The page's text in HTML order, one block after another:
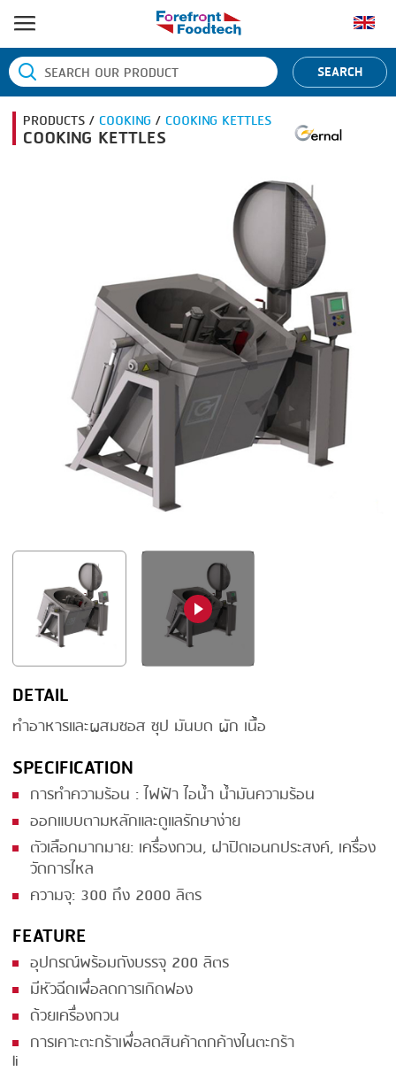
หน้าแรก
ประเภทสินค้า
BANDING
HEAT SEALING
LOADER
MEMBRANING
PACKING
PEELING
SEARING
SKIN PACK
SKINNING
SLICING
SMOKING
STEAMING
TRAY DENESTER
TRAY FORMING
TUMBLING
VACUUM PACKING
VACUUM STUFFING
WASHING
ยี่ห้อสินค้า
ORVED
SEARCH
PRODUCTS /COOKING/COOKING KETTLES
COOKING KETTLES
DETAIL
ทำอาหารและผสมซอส ซุป มันบด ผัก เนื้อ
SPECIFICATION
การทำความร้อน : ไฟฟ้า ไอน้ำ น้ำมันความร้อน
ออกแบบตามหลักและดูแลรักษาง่าย
ตัวเลือกมากมาย: เครื่องกวน, ฝาปิดเอนกประสงค์, เครื่อง
วัดการไหล
ความจุ: 300 ถึง 2000 ลิตร
FEATURE
อุปกรณ์พร้อมถังบรรจุ 200 ลิตร
มีหัวฉีดเพื่อลดการเกิดฟอง
ด้วยเครื่องกวน
การเคาะตะกร้าเพื่อลดสินค้าตกค้างในตะกร้า
li